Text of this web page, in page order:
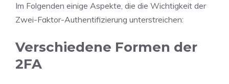
Im Folgenden einige Aspekte, die die Wichtigkeit der
Zwei-Faktor-Authentifizierung unterstreichen:
Verschiedene Formen der
2FA